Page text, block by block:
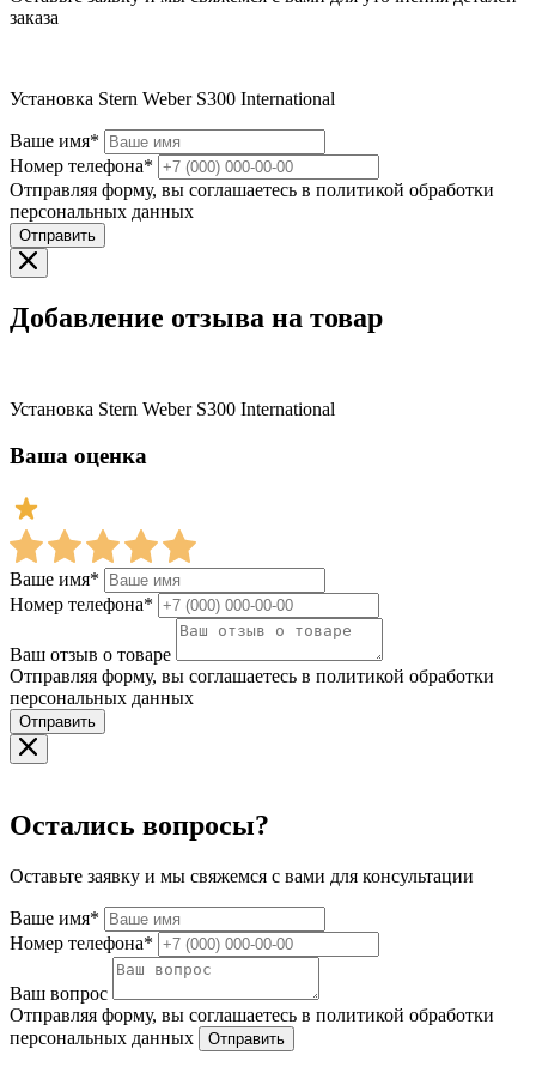
заказа
Установка Stern Weber S300 International
Ваше имя*
Номер телефона*
Отправляя форму, вы соглашаетесь в политикой обработки
персональных данных
Отправить
Добавление отзыва на товар
Установка Stern Weber S300 International
Ваша оценка
Ваше имя*
Номер телефона*
Ваш отзыв о товаре
Отправляя форму, вы соглашаетесь в политикой обработки
персональных данных
Отправить
Остались вопросы?
Оставьте заявку и мы свяжемся с вами для консультации
Ваше имя*
Номер телефона*
Ваш вопрос
Отправляя форму, вы соглашаетесь в политикой обработки
персональных данных
Отправить